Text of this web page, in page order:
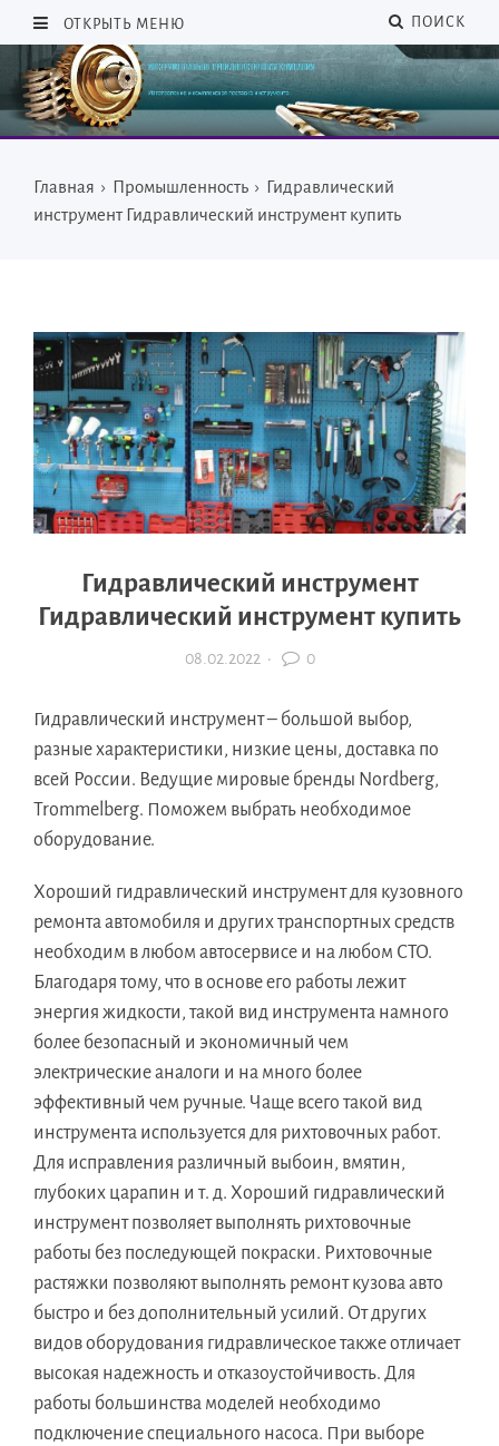
ОТКРЫТЬ МЕНЮ ПОИСК
Главная › Промышленность › Гидравлический
инструмент Гидравлический инструмент купить
Гидравлический инструмент
Гидравлический инструмент купить
08.02.2022· 0
Гидравлический инструмент – большой выбор,
разные характеристики, низкие цены, доставка по
всей России. Ведущие мировые бренды Nordberg,
Trommelberg. Поможем выбрать необходимое
оборудование.
Хороший гидравлический инструмент для кузовного
ремонта автомобиля и других транспортных средств
необходим в любом автосервисе и на любом СТО.
Благодаря тому, что в основе его работы лежит
энергия жидкости, такой вид инструмента намного
более безопасный и экономичный чем
электрические аналоги и на много более
эффективный чем ручные. Чаще всего такой вид
инструмента используется для рихтовочных работ.
Для исправления различный выбоин, вмятин,
глубоких царапин и т. д. Хороший гидравлический
инструмент позволяет выполнять рихтовочные
работы без последующей покраски. Рихтовочные
растяжки позволяют выполнять ремонт кузова авто
быстро и без дополнительный усилий. От других
видов оборудования гидравлическое также отличает
высокая надежность и отказоустойчивость. Для
работы большинства моделей необходимо
подключение специального насоса. При выборе